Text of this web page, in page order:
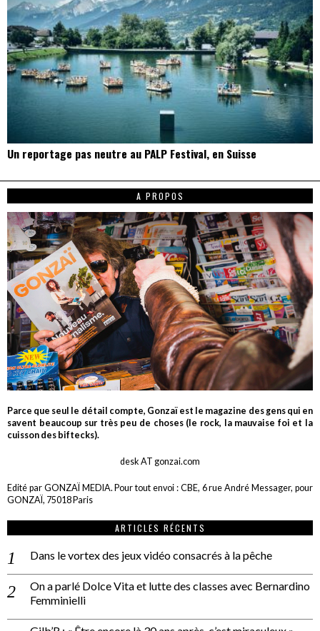
Un reportage pas neutre au PALP Festival, en Suisse
A PROPOS
Parce que seul le détail compte, Gonzaï est le magazine des gens qui en
savent beaucoup sur très peu de choses (le rock, la mauvaise foi et la
cuisson des biftecks).
desk AT gonzai.com
Edité par GONZAÏ MEDIA. Pour tout envoi : CBE, 6 rue André Messager, pour
GONZAÏ, 75018 Paris
ARTICLES RÉCENTS
Dans le vortex des jeux vidéo consacrés à la pêche
On a parlé Dolce Vita et lutte des classes avec Bernardino
Femminielli